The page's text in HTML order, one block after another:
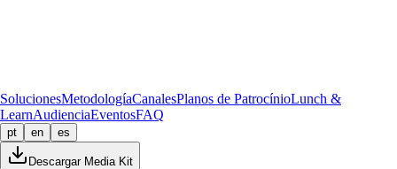
SolucionesMetodologíaCanalesPlanos de PatrocínioLunch &
LearnAudienciaEventosFAQ
pt en es
Descargar Media Kit